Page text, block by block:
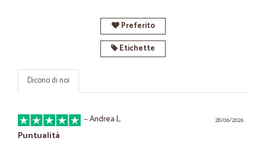
Preferito
Etichette
Dicono di noi
28/06/2026
—Andrea L.
Puntualità